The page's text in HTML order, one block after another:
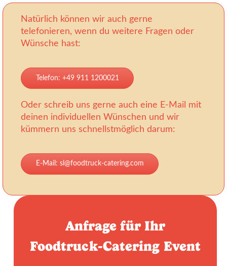
Natürlich können wir auch gerne
telefonieren, wenn du weitere Fragen oder
Wünsche hast:
Telefon: +49 911 1200021
Oder schreib uns gerne auch eine E-Mail mit
deinen individuellen Wünschen und wir
kümmern uns schnellstmöglich darum:
E-Mail: sl@foodtruck-catering.com
Anfrage für Ihr
Foodtruck-Catering Event